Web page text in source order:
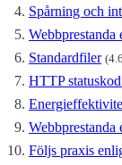
Spårning och
Webbprestanda
Standardfiler
HTTP
Följs praxis